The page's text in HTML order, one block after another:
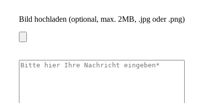
Bild hochladen (optional, max. 2MB, .jpg oder .png)